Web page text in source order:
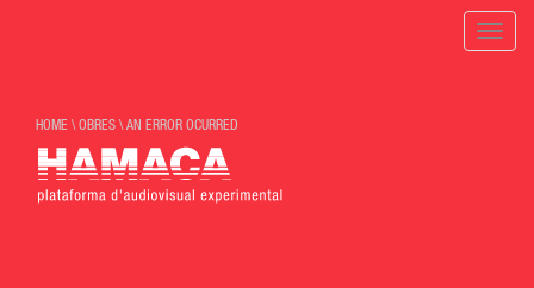
Toggle
HOME \OBRES \AN ERROR OCURRED